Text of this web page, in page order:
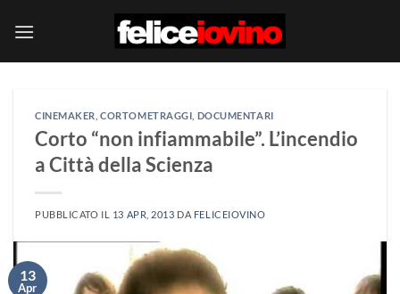
CINEMAKER ,CORTOMETRAGGI DOCUMENTARI
Corto “non infiammabile”. L’incendio
a Città della Scienza
PUBBLICATO IL 13 APR, 2013 DA FELICEIOVINO
13
Apr